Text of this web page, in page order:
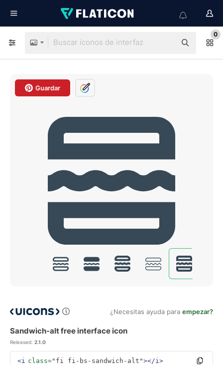
0
Guardar
¿Necesitas ayuda para empezar?
Sandwich-alt free interface icon
Released: 2.1.0
<i class="fi fi-bs-sandwich-alt"></i>